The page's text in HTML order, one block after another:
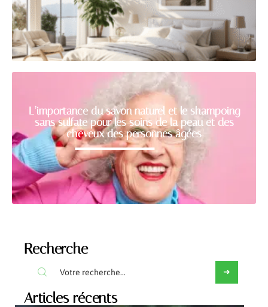
L’importance du savon naturel et le shampoing
sans sulfate pour les soins de la peau et des
cheveux des personnes âgées
Recherche
Articles récents